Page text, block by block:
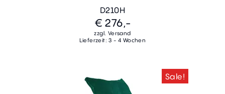
D210H
€ 276,-
zzgl. Versand
Lieferzeit: 3 - 4 Wochen
Sale!